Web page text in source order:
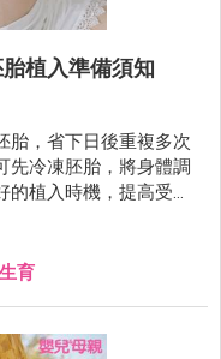
植入準備須知
胎，省下日後重複多次
先冷凍胚胎，將身體調
植入時機，提高受孕
存，等到計劃生育再將
生育